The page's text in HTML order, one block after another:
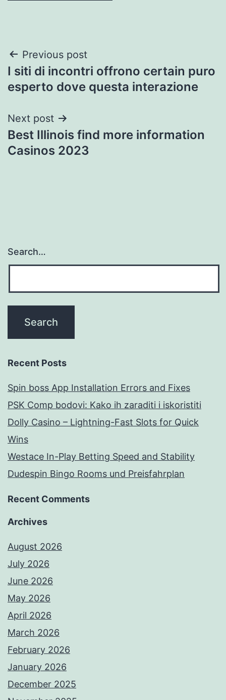
Post
navigation
Previous post
I siti di incontri offrono certain puro
esperto dove questa interazione
Next post
Best Illinois find more information
Casinos 2023
Search…
Recent Posts
Spin boss App Installation Errors and Fixes
PSK Comp bodovi: Kako ih zaraditi i iskoristiti
Dolly Casino – Lightning-Fast Slots for Quick
Wins
Westace In-Play Betting Speed and Stability
Dudespin Bingo Rooms und Preisfahrplan
Recent Comments
Archives
August 2026
July 2026
June 2026
May 2026
April 2026
March 2026
February 2026
January 2026
December 2025